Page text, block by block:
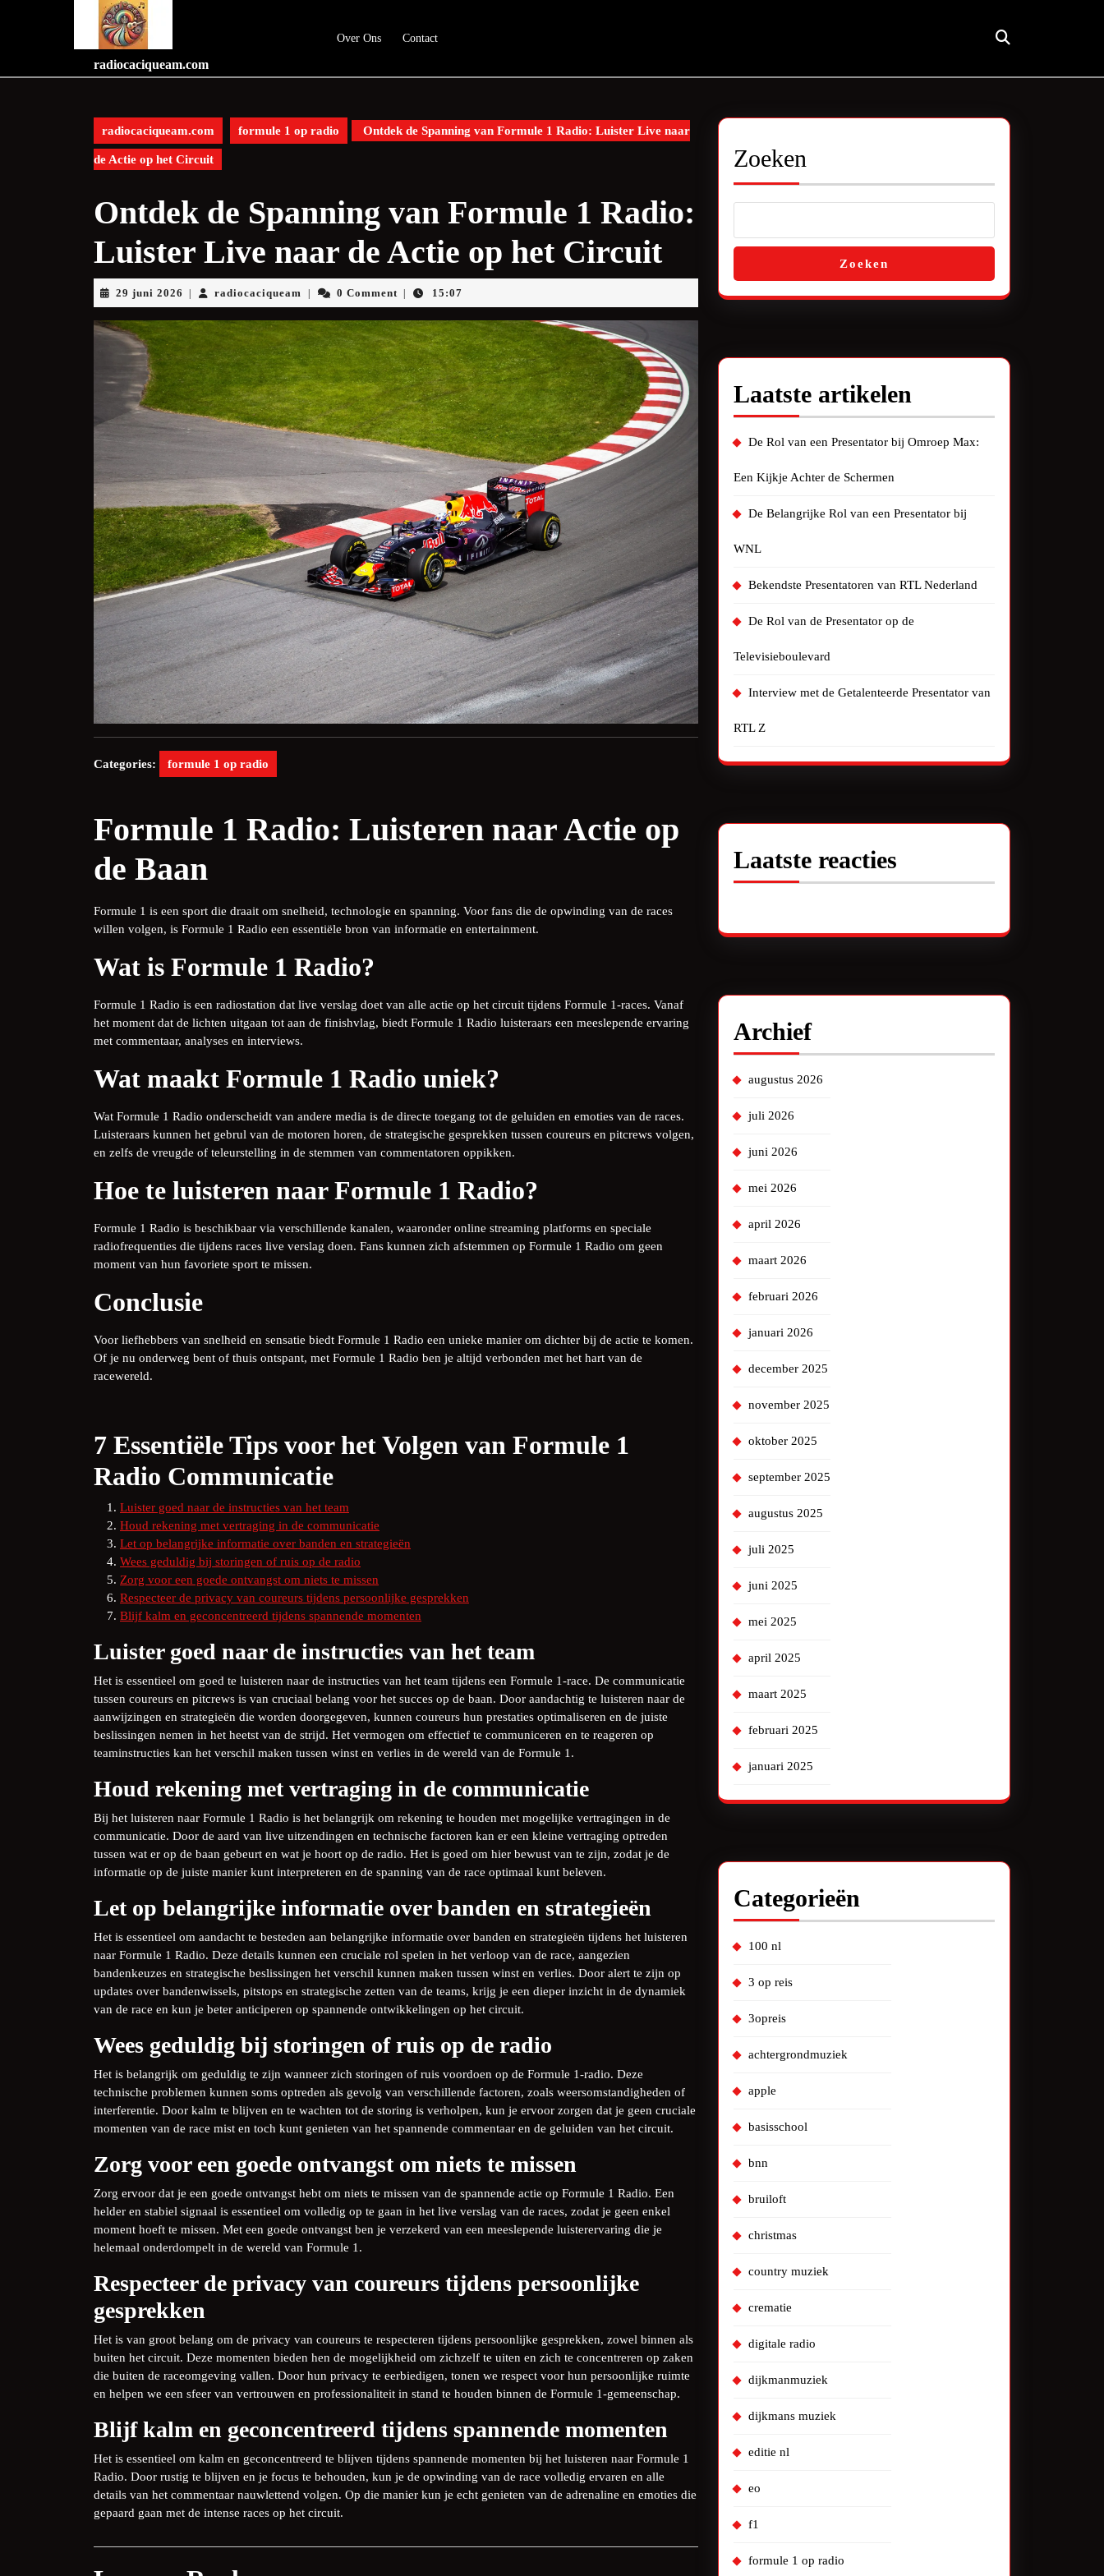
radiocaciqueam.com
Over Ons Contact
radiocaciqueam.com formule 1 op radio Ontdek de Spanning van Formule 1 Radio: Luister Live naar
de Actie op het Circuit
Ontdek de Spanning van Formule 1 Radio:
Luister Live naar de Actie op het Circuit
29 juni 2026 29
juni
2026
radiocaciqueam radiocaciqueam
0 Comment 15:07
Categories: formule 1 op radio
Formule 1 Radio: Luisteren naar Actie op
de Baan
Formule 1 is een sport die draait om snelheid, technologie en spanning. Voor fans die de opwinding van de races
willen volgen, is Formule 1 Radio een essentiële bron van informatie en entertainment.
Wat is Formule 1 Radio?
Formule 1 Radio is een radiostation dat live verslag doet van alle actie op het circuit tijdens Formule 1-races. Vanaf
het moment dat de lichten uitgaan tot aan de finishvlag, biedt Formule 1 Radio luisteraars een meeslepende ervaring
met commentaar, analyses en interviews.
Wat maakt Formule 1 Radio uniek?
Wat Formule 1 Radio onderscheidt van andere media is de directe toegang tot de geluiden en emoties van de races.
Luisteraars kunnen het gebrul van de motoren horen, de strategische gesprekken tussen coureurs en pitcrews volgen,
en zelfs de vreugde of teleurstelling in de stemmen van commentatoren oppikken.
Hoe te luisteren naar Formule 1 Radio?
Formule 1 Radio is beschikbaar via verschillende kanalen, waaronder online streaming platforms en speciale
radiofrequenties die tijdens races live verslag doen. Fans kunnen zich afstemmen op Formule 1 Radio om geen
moment van hun favoriete sport te missen.
Conclusie
Voor liefhebbers van snelheid en sensatie biedt Formule 1 Radio een unieke manier om dichter bij de actie te komen.
Of je nu onderweg bent of thuis ontspant, met Formule 1 Radio ben je altijd verbonden met het hart van de
racewereld.
7 Essentiële Tips voor het Volgen van Formule 1
Radio Communicatie
Luister goed naar de instructies van het team
Houd rekening met vertraging in de communicatie
Let op belangrijke informatie over banden en strategieën
Wees geduldig bij storingen of ruis op de radio
Zorg voor een goede ontvangst om niets te missen
Respecteer de privacy van coureurs tijdens persoonlijke gesprekken
Blijf kalm en geconcentreerd tijdens spannende momenten
Luister goed naar de instructies van het team
Het is essentieel om goed te luisteren naar de instructies van het team tijdens een Formule 1-race. De communicatie
tussen coureurs en pitcrews is van cruciaal belang voor het succes op de baan. Door aandachtig te luisteren naar de
aanwijzingen en strategieën die worden doorgegeven, kunnen coureurs hun prestaties optimaliseren en de juiste
beslissingen nemen in het heetst van de strijd. Het vermogen om effectief te communiceren en te reageren op
teaminstructies kan het verschil maken tussen winst en verlies in de wereld van de Formule 1.
Houd rekening met vertraging in de communicatie
Bij het luisteren naar Formule 1 Radio is het belangrijk om rekening te houden met mogelijke vertragingen in de
communicatie. Door de aard van live uitzendingen en technische factoren kan er een kleine vertraging optreden
tussen wat er op de baan gebeurt en wat je hoort op de radio. Het is goed om hier bewust van te zijn, zodat je de
informatie op de juiste manier kunt interpreteren en de spanning van de race optimaal kunt beleven.
Let op belangrijke informatie over banden en strategieën
Het is essentieel om aandacht te besteden aan belangrijke informatie over banden en strategieën tijdens het luisteren
naar Formule 1 Radio. Deze details kunnen een cruciale rol spelen in het verloop van de race, aangezien
bandenkeuzes en strategische beslissingen het verschil kunnen maken tussen winst en verlies. Door alert te zijn op
updates over bandenwissels, pitstops en strategische zetten van de teams, krijg je een dieper inzicht in de dynamiek
van de race en kun je beter anticiperen op spannende ontwikkelingen op het circuit.
Wees geduldig bij storingen of ruis op de radio
Het is belangrijk om geduldig te zijn wanneer zich storingen of ruis voordoen op de Formule 1-radio. Deze
technische problemen kunnen soms optreden als gevolg van verschillende factoren, zoals weersomstandigheden of
interferentie. Door kalm te blijven en te wachten tot de storing is verholpen, kun je ervoor zorgen dat je geen cruciale
momenten van de race mist en toch kunt genieten van het spannende commentaar en de geluiden van het circuit.
Zorg voor een goede ontvangst om niets te missen
Zorg ervoor dat je een goede ontvangst hebt om niets te missen van de spannende actie op Formule 1 Radio. Een
helder en stabiel signaal is essentieel om volledig op te gaan in het live verslag van de races, zodat je geen enkel
moment hoeft te missen. Met een goede ontvangst ben je verzekerd van een meeslepende luisterervaring die je
helemaal onderdompelt in de wereld van Formule 1.
Respecteer de privacy van coureurs tijdens persoonlijke
gesprekken
Het is van groot belang om de privacy van coureurs te respecteren tijdens persoonlijke gesprekken, zowel binnen als
buiten het circuit. Deze momenten bieden hen de mogelijkheid om zichzelf te uiten en zich te concentreren op zaken
die buiten de raceomgeving vallen. Door hun privacy te eerbiedigen, tonen we respect voor hun persoonlijke ruimte
en helpen we een sfeer van vertrouwen en professionaliteit in stand te houden binnen de Formule 1-gemeenschap.
Blijf kalm en geconcentreerd tijdens spannende momenten
Het is essentieel om kalm en geconcentreerd te blijven tijdens spannende momenten bij het luisteren naar Formule 1
Radio. Door rustig te blijven en je focus te behouden, kun je de opwinding van de race volledig ervaren en alle
details van het commentaar nauwlettend volgen. Op die manier kun je echt genieten van de adrenaline en emoties die
gepaard gaan met de intense races op het circuit.
Zoeken
Zoeken
Laatste artikelen
De Rol van een Presentator bij Omroep Max:
Een Kijkje Achter de Schermen
De Belangrijke Rol van een Presentator bij
WNL
Bekendste Presentatoren van RTL Nederland
De Rol van de Presentator op de
Televisieboulevard
Interview met de Getalenteerde Presentator van
RTL Z
Laatste reacties
Archief
augustus 2026
juli 2026
juni 2026
mei 2026
april 2026
maart 2026
februari 2026
januari 2026
december 2025
november 2025
oktober 2025
september 2025
augustus 2025
juli 2025
juni 2025
mei 2025
april 2025
maart 2025
februari 2025
januari 2025
Categorieën
100 nl
3 op reis
3opreis
achtergrondmuziek
apple
basisschool
bnn
bruiloft
christmas
country muziek
crematie
digitale radio
dijkmanmuziek
dijkmans muziek
editie nl
eo
f1
formule 1 op radio